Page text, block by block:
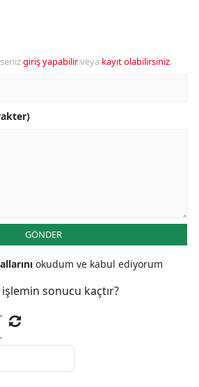
giriş yapabilirveya kayıt olabilirsiniz.
GÖNDER
okudum ve kabul ediyorum
sonucu kaçtır?